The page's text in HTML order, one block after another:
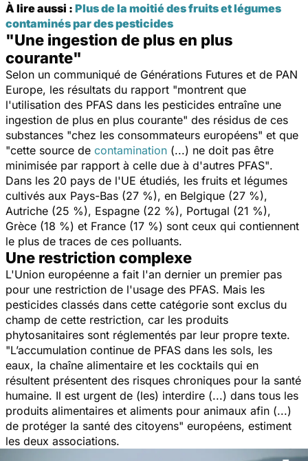
À lire aussi : Plus de la moitié des fruits et légumes
contaminés par des pesticides
"Une ingestion de plus en plus
courante"
Selon un communiqué de Générations Futures et de PAN
Europe, les résultats du rapport "montrent que
l'utilisation des PFAS dans les pesticides entraîne une
ingestion de plus en plus courante" des résidus de ces
substances "chez les consommateurs européens" et que
"cette source de contamination (...) ne doit pas être
minimisée par rapport à celle due à d'autres PFAS".
Dans les 20 pays de l'UE étudiés, les fruits et légumes
cultivés aux Pays-Bas (27 %), en Belgique (27 %),
Autriche (25 %), Espagne (22 %), Portugal (21 %),
Grèce (18 %) et France (17 %) sont ceux qui contiennent
le plus de traces de ces polluants.
Une restriction complexe
L'Union européenne a fait l'an dernier un premier pas
pour une restriction de l'usage des PFAS. Mais les
pesticides classés dans cette catégorie sont exclus du
champ de cette restriction, car les produits
phytosanitaires sont réglementés par leur propre texte.
"L’accumulation continue de PFAS dans les sols, les
eaux, la chaîne alimentaire et les cocktails qui en
résultent présentent des risques chroniques pour la santé
humaine. Il est urgent de (les) interdire (...) dans tous les
produits alimentaires et aliments pour animaux afin (...)
de protéger la santé des citoyens" européens, estiment
les deux associations.